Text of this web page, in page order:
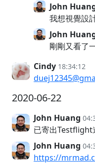
John
我想視覺設
John
剛剛又看了
Cindy 18:34:12
2020-06-22
John Huang
已寄出Testflight
John Huang
https://